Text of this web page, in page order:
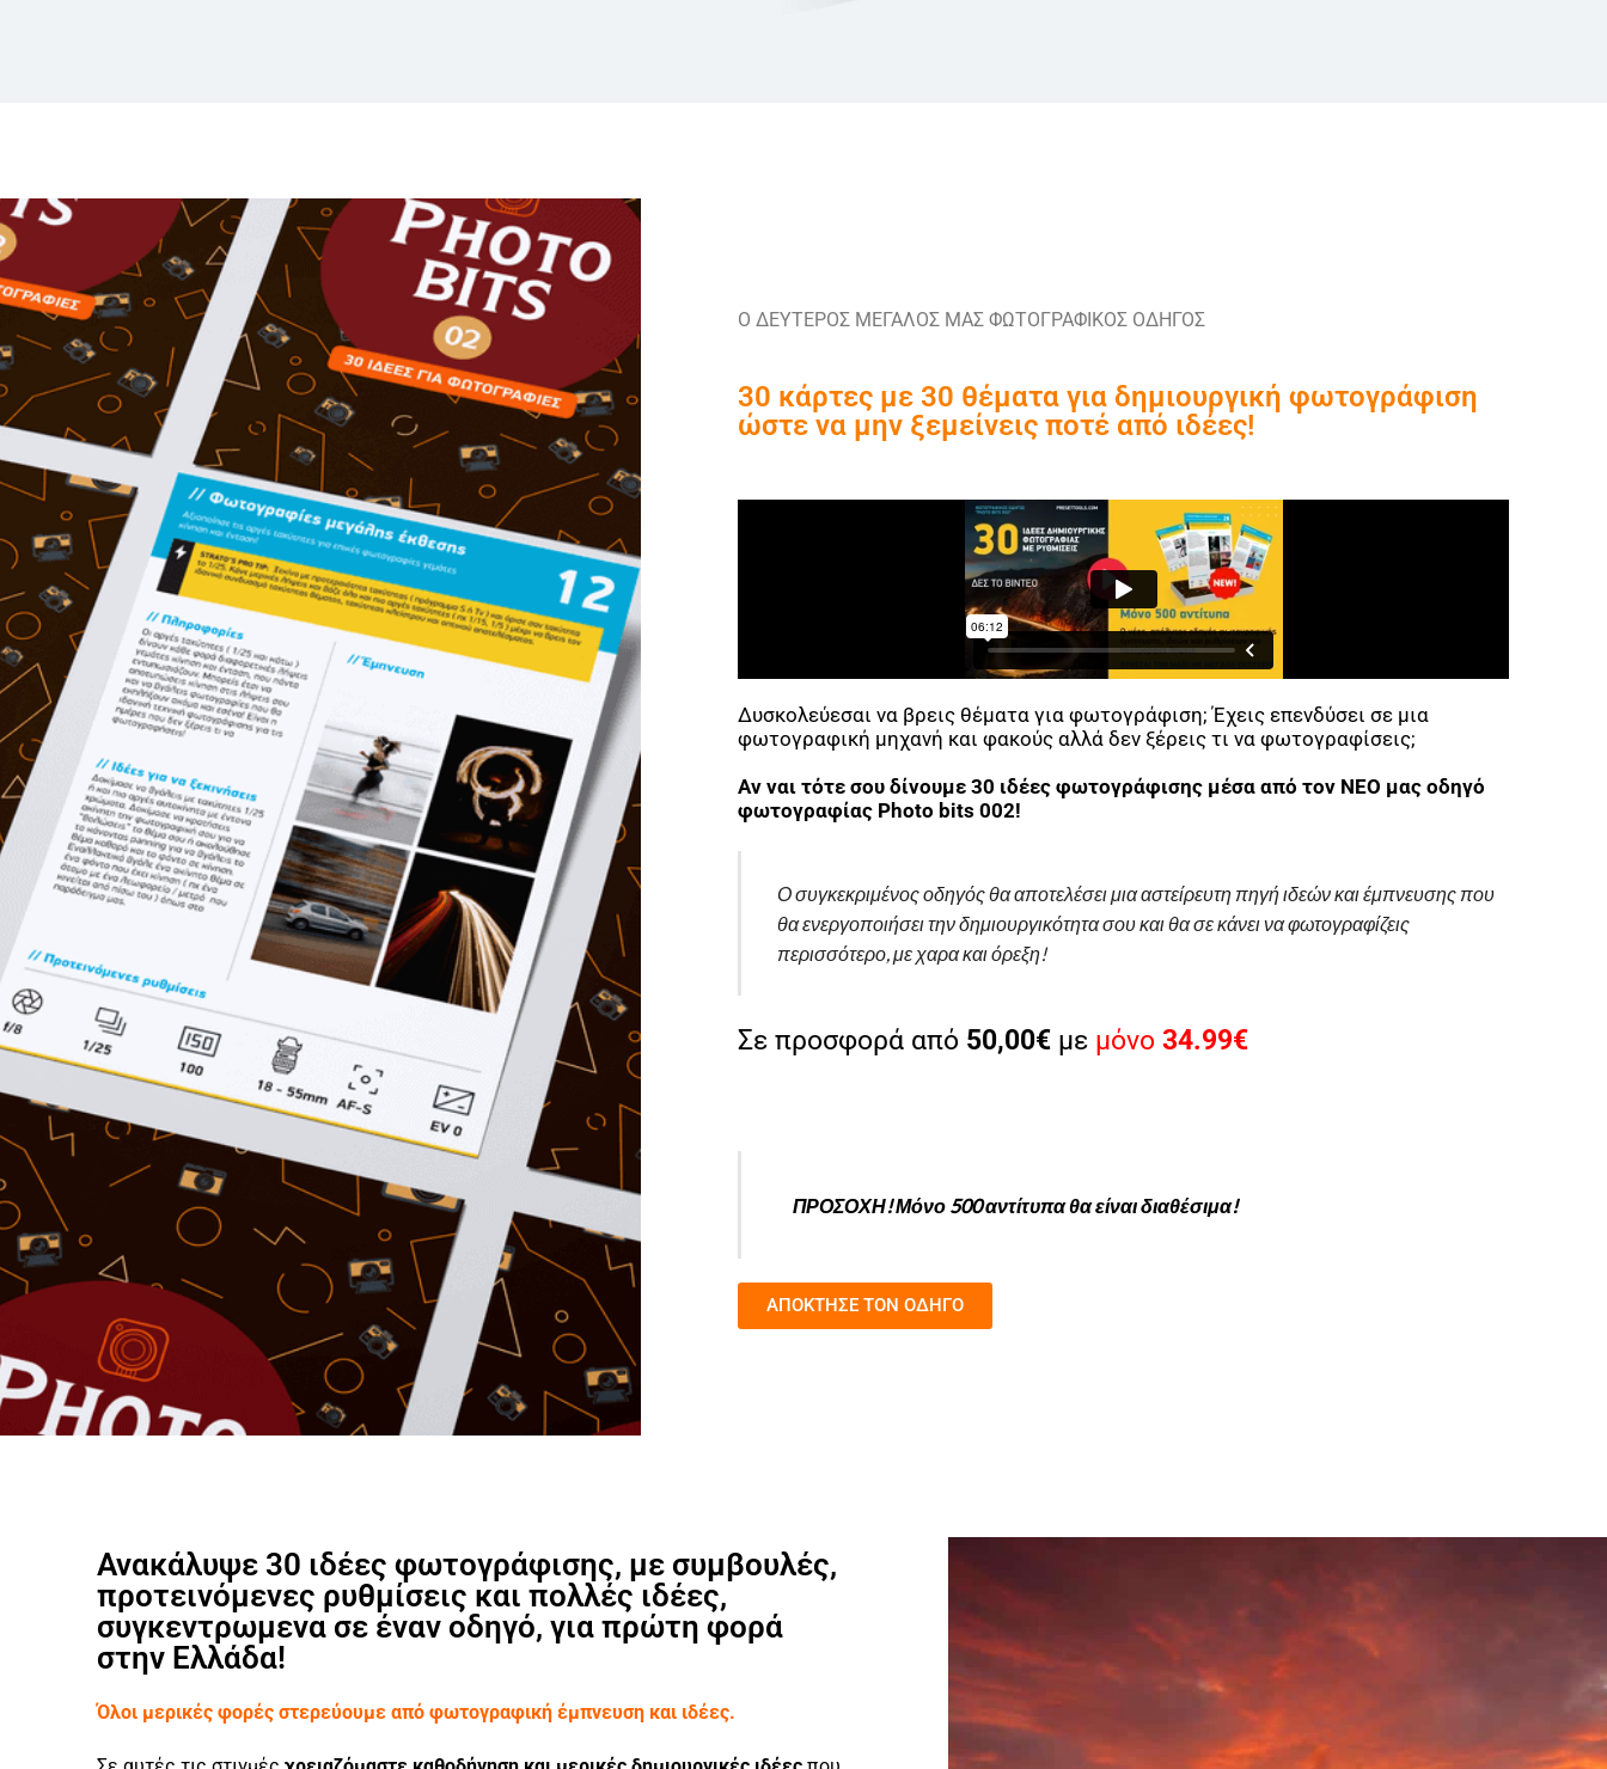
Ο ΔΕΥΤΕΡΟΣ ΜΕΓΑΛΟΣ ΜΑΣ ΦΩΤΟΓΡΑΦΙΚΟΣ ΟΔΗΓΟΣ
30 κάρτες με 30 θέματα για δημιουργική φωτογράφιση
ώστε να μην ξεμείνεις ποτέ από ιδέες!
Δυσκολεύεσαι να βρεις θέματα για φωτογράφιση; Έχεις επενδύσει σε μια
φωτογραφική μηχανή και φακούς αλλά δεν ξέρεις τι να φωτογραφίσεις;
Αν ναι τότε σου δίνουμε 30 ιδέες φωτογράφισης μέσα από τον ΝΕΟ μας οδηγό
φωτογραφίας Photo bits 002!
Ο συγκεκριμένος οδηγός θα αποτελέσει μια αστείρευτη πηγή ιδεών και έμπνευσης που
θα ενεργοποιήσει την δημιουργικότητα σου και θα σε κάνει να φωτογραφίζεις
περισσότερο, με χαρα και όρεξη!
Σε προσφορά από 50,00€με μόνο 34.99€
ΠΡΟΣΟΧΗ! Μόνο 500 αντίτυπα θα είναι διαθέσιμα!
ΑΠΟΚΤΗΣΕ ΤΟΝ ΟΔΗΓΟ
Ανακάλυψε 30 ιδέες φωτογράφισης, με συμβουλές,
προτεινόμενες ρυθμίσεις και πολλές ιδέες,
συγκεντρωμενα σε έναν οδηγό, για πρώτη φορά
στην Ελλάδα!
Όλοι μερικές φορές στερεύουμε από φωτογραφική έμπνευση και ιδέες.